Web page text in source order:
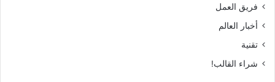
فريق العمل
أخبار العالم
تقنية
شراء القالب!